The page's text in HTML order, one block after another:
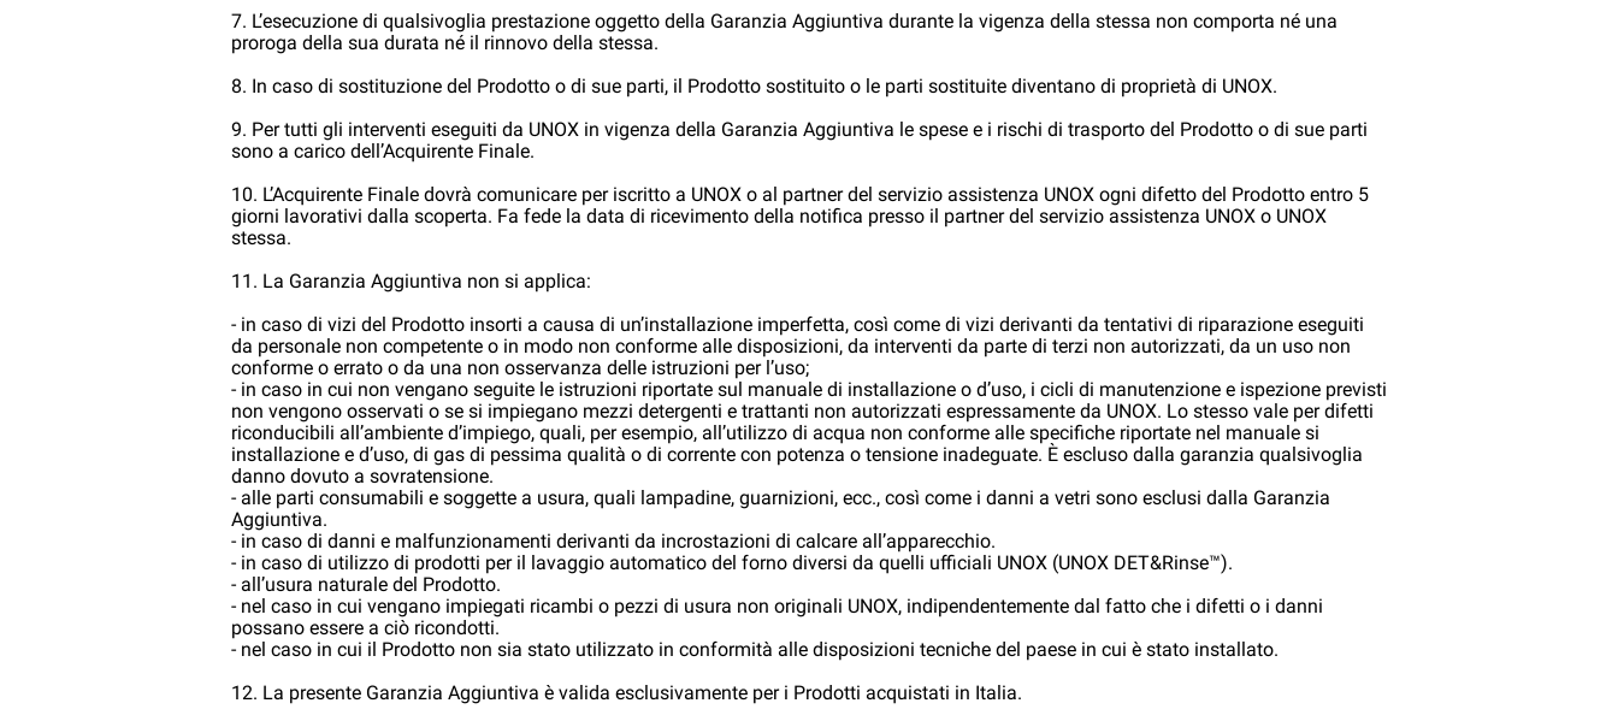
7. L’esecuzione di qualsivoglia prestazione oggetto della Garanzia Aggiuntiva durante la vigenza della stessa non comporta né una
proroga della sua durata né il rinnovo della stessa.
8. In caso di sostituzione del Prodotto o di sue parti, il Prodotto sostituito o le parti sostituite diventano di proprietà di UNOX.
9. Per tutti gli interventi eseguiti da UNOX in vigenza della Garanzia Aggiuntiva le spese e i rischi di trasporto del Prodotto o di sue parti
sono a carico dell’Acquirente Finale.
10. L’Acquirente Finale dovrà comunicare per iscritto a UNOX o al partner del servizio assistenza UNOX ogni difetto del Prodotto entro 5
giorni lavorativi dalla scoperta. Fa fede la data di ricevimento della notifica presso il partner del servizio assistenza UNOX o UNOX
stessa.
11. La Garanzia Aggiuntiva non si applica:
- in caso di vizi del Prodotto insorti a causa di un’installazione imperfetta, così come di vizi derivanti da tentativi di riparazione eseguiti
da personale non competente o in modo non conforme alle disposizioni, da interventi da parte di terzi non autorizzati, da un uso non
conforme o errato o da una non osservanza delle istruzioni per l’uso;
- in caso in cui non vengano seguite le istruzioni riportate sul manuale di installazione o d’uso, i cicli di manutenzione e ispezione previsti
non vengono osservati o se si impiegano mezzi detergenti e trattanti non autorizzati espressamente da UNOX. Lo stesso vale per difetti
riconducibili all’ambiente d’impiego, quali, per esempio, all’utilizzo di acqua non conforme alle specifiche riportate nel manuale si
installazione e d’uso, di gas di pessima qualità o di corrente con potenza o tensione inadeguate. È escluso dalla garanzia qualsivoglia
danno dovuto a sovratensione.
- alle parti consumabili e soggette a usura, quali lampadine, guarnizioni, ecc., così come i danni a vetri sono esclusi dalla Garanzia
Aggiuntiva.
- in caso di danni e malfunzionamenti derivanti da incrostazioni di calcare all’apparecchio.
- in caso di utilizzo di prodotti per il lavaggio automatico del forno diversi da quelli ufficiali UNOX (UNOX DET&Rinse™).
- all’usura naturale del Prodotto.
- nel caso in cui vengano impiegati ricambi o pezzi di usura non originali UNOX, indipendentemente dal fatto che i difetti o i danni
possano essere a ciò ricondotti.
- nel caso in cui il Prodotto non sia stato utilizzato in conformità alle disposizioni tecniche del paese in cui è stato installato.
12. La presente Garanzia Aggiuntiva è valida esclusivamente per i Prodotti acquistati in Italia.